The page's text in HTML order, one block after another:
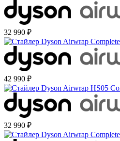
32 990 ₽
42 990 ₽
32 990 ₽